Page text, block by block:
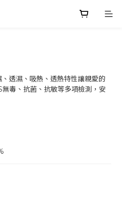
透濕、吸熱、透熱特性讓親愛的
毒、抗菌、抗敏等多項檢測，安